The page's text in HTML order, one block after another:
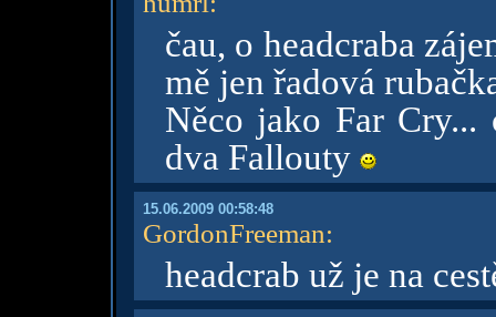
čau, o headcraba
mě jen řadová
Něco jako Far Cry...
dva Fallouty
15.06.2009 00:58:48
GordonFreeman:
headcrab už je na